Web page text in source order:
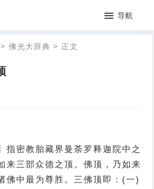
导航
> 佛光大辞典 > 正文
指密教胎藏界曼荼罗释迦院中之
来三部众德之顶。佛顶，乃如来
佛中最为尊胜。三佛顶即：(一)